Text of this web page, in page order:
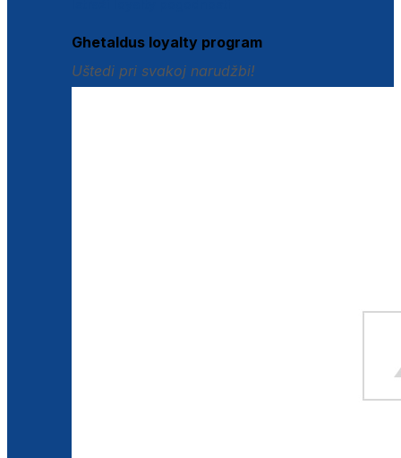
Ghetaldus loyalty program
Uštedi pri svakoj narudžbi!